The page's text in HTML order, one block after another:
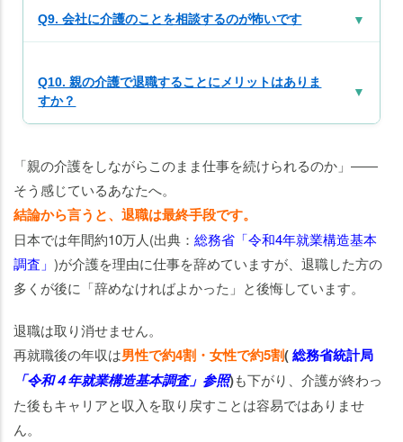
Q9. 会社に介護のことを相談するのが怖いです ▼
Q10. 親の介護で退職することにメリットはありま
すか？
▼
「親の介護をしながらこのまま仕事を続けられるのか」――
そう感じているあなたへ。
結論から言うと、退職は最終手段です。
日本では年間約10万人(出典： 総務省「令和4年就業構造基本
調査」 )が介護を理由に仕事を辞めていますが、退職した方の
多くが後に「辞めなければよかった」と後悔しています。
退職は取り消せません。
再就職後の年収は男性で約4割・女性で約5割(総務省統計局
「令和４年就業構造基本調査」 参照)も下がり、介護が終わっ
た後もキャリアと収入を取り戻すことは容易ではありませ
ん。
部
ビ
ス
の
み
合
わ
せ
と
両
立
デ
ル
ケ
ー